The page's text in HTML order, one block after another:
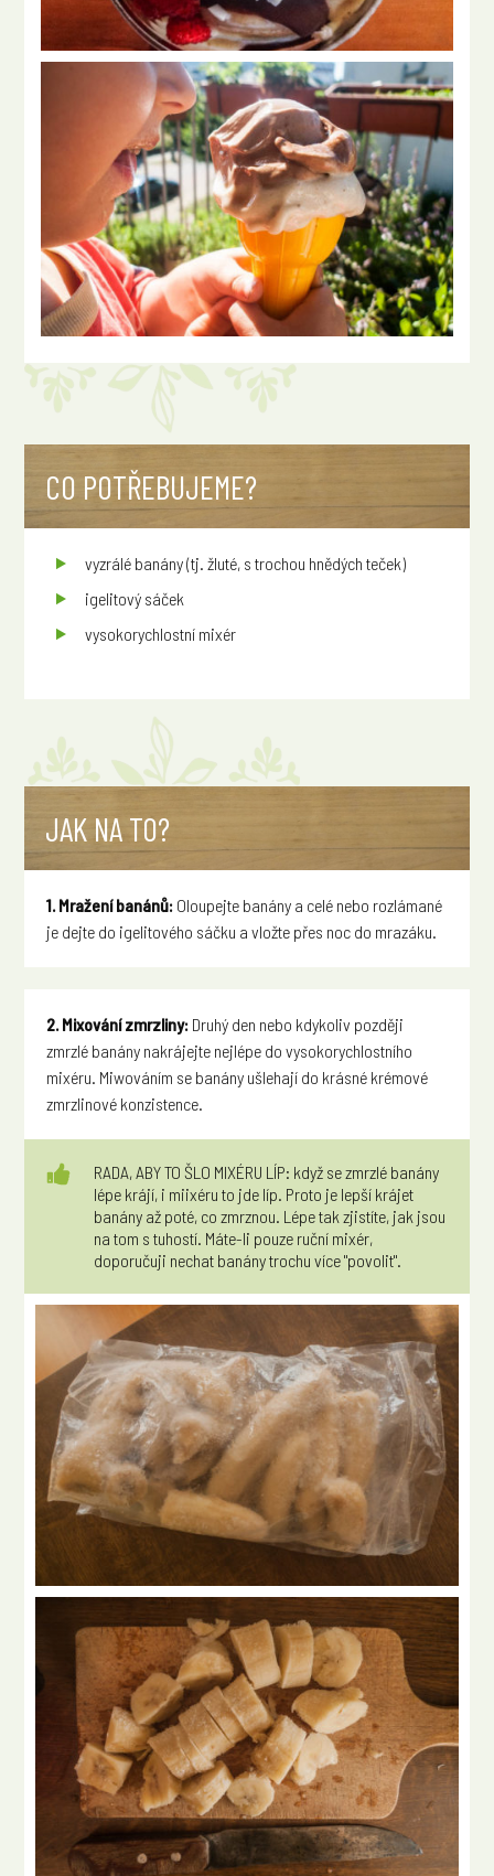
CO POTŘEBUJEME?
vyzrálé banány (tj. žluté, s trochou hnědých teček)
igelitový sáček
vysokorychlostní mixér
JAK NA TO?
1. Mražení banánů: Oloupejte banány a celé nebo rozlámané
je dejte do igelitového sáčku a vložte přes noc do mrazáku.
2. Mixování zmrzliny: Druhý den nebo kdykoliv později
zmrzlé banány nakrájejte nejlépe do vysokorychlostního
mixéru. Miwováním se banány ušlehají do krásné krémové
zmrzlinové konzistence.
RADA, ABY TO ŠLO MIXÉRU LÍP: když se zmrzlé banány
lépe krájí, i miixéru to jde líp. Proto je lepší krájet
banány až poté, co zmrznou. Lépe tak zjistíte, jak jsou
na tom s tuhostí. Máte-li pouze ruční mixér,
doporučuji nechat banány trochu více "povolit".